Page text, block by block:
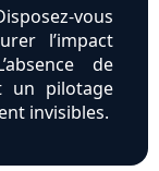
vous
l’impact
de
un pilotage
invisibles.